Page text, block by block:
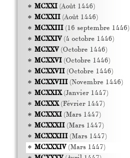
MCXXI(Août 1446)
MCXXII(Août 1446)
MCXXIII(16 septembre 1446)
MCXXIV(4 octobre 1446)
MCXXV(Octobre 1446)
MCXXVI(Octobre 1446)
MCXXVII(Octobre 1446)
MCXXVIII(Novembre 1446)
MCXXIX(Janvier 1447)
MCXXX(Février 1447)
MCXXXI(Mars 1447)
MCXXXII(Mars 1447)
MCXXXIII(Mars 1447)
MCXXXIV(Mars 1447)